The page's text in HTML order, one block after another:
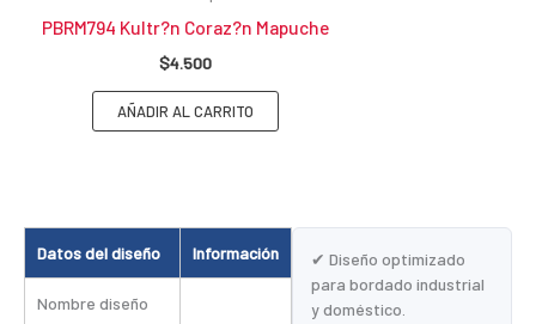
Datos del diseño Información
Nombre diseño
✔ Diseño optimizado
para bordado industrial
y doméstico.
PBRM794 Kultr?n Coraz?n Mapuche
$4.500
AÑADIR AL CARRITO